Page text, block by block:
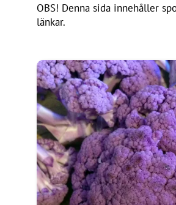
OBS! Denna sida innehåller
länkar.